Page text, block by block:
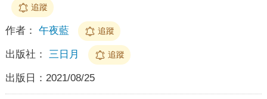
追蹤
作者： 午夜藍 追蹤
出版社： 三日月 追蹤
出版日： 2021/08/25